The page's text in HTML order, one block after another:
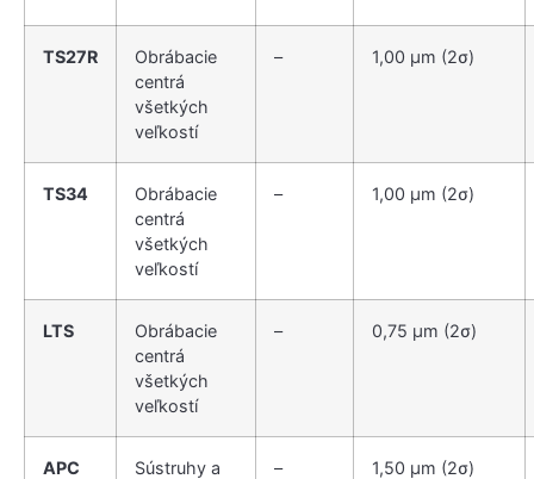
TS27R
Obrábacie
centrá
všetkých
veľkostí
– 1,00 µm (2σ)
TS34
Obrábacie
centrá
všetkých
veľkostí
– 1,00 µm (2σ)
LTS
Obrábacie
centrá
všetkých
veľkostí
– 0,75 µm (2σ)
APC
Sústruhy a
– 1,50 µm (2σ)